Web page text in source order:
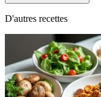
D'autres recettes